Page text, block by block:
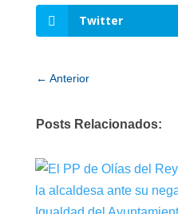
Twitter
← Anterior
Posts Relacionados: